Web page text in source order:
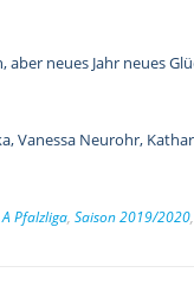
neues Jahr neues
Vanessa Neurohr,
Pfalzliga, Saison 2019/2020,